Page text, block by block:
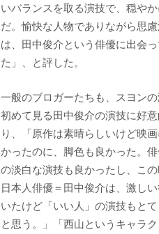
いバランスを取る演技で、穏や
だ。愉快な人物でありながら思
は、田中俊介という俳優に出会
た」、と評した。
一般のブロガーたちも、スヨンの
初めて見る田中俊介の演技に好
り、「原作は素晴らしいけど映
かったのに、脚色も良かった。
の淡白な演技も良かったし、こ
日本人俳優＝田中俊介は、激し
いたけど「いい人」の演技もと
と思う。」「西山というキャラ